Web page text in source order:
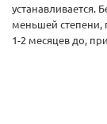
устанавливается.
меньшей степени,
1-2 месяцев до,